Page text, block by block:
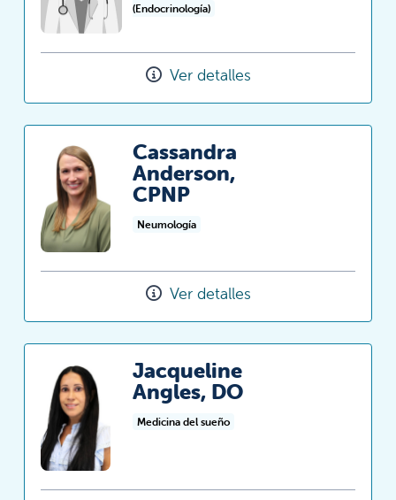
(Endocrinología)
Ver detalles
Cassandra
Anderson,
CPNP
Neumología
Ver detalles
Jacqueline
Angles, DO
Medicina del sueño